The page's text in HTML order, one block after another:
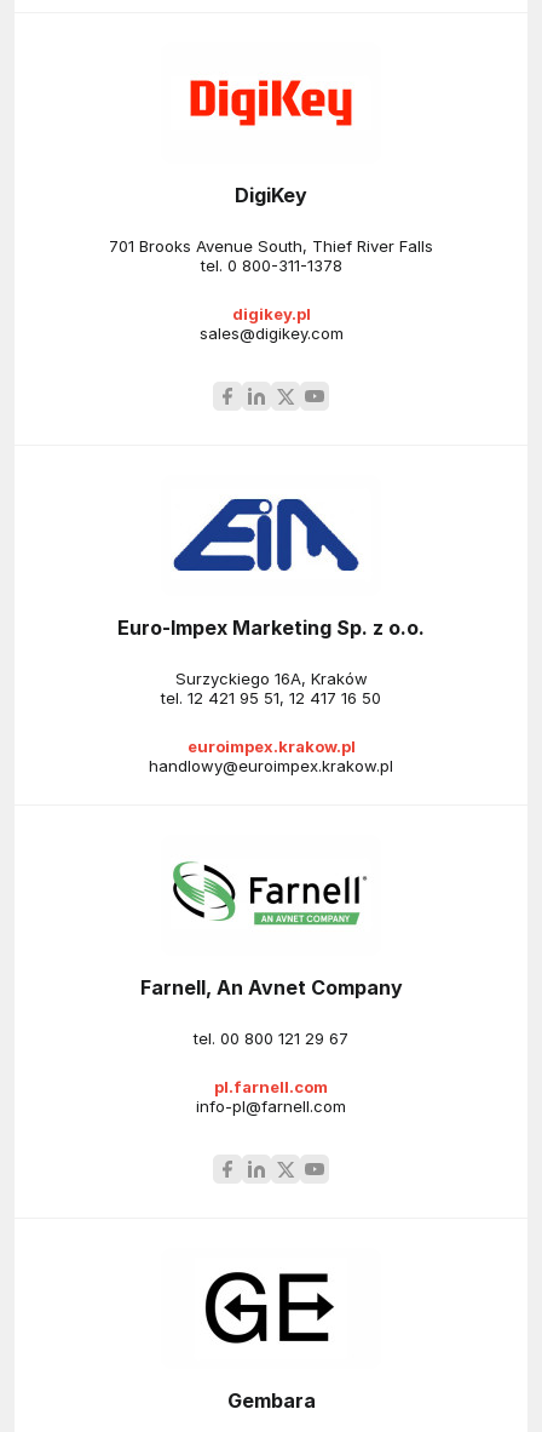
DigiKey
701 Brooks Avenue South, Thief River Falls
tel. 0 800-311-1378
digikey.pl
sales@digikey.com
Euro-Impex Marketing Sp. z o.o.
Surzyckiego 16A, Kraków
tel. 12 421 95 51, 12 417 16 50
euroimpex.krakow.pl
handlowy@euroimpex.krakow.pl
Farnell, An Avnet Company
tel. 00 800 121 29 67
pl.farnell.com
info-pl@farnell.com
Gembara